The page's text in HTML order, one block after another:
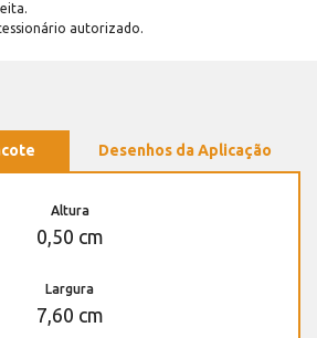
autorizado.
Desenhos da Aplicação
Altura
0,50 cm
Largura
7,60 cm